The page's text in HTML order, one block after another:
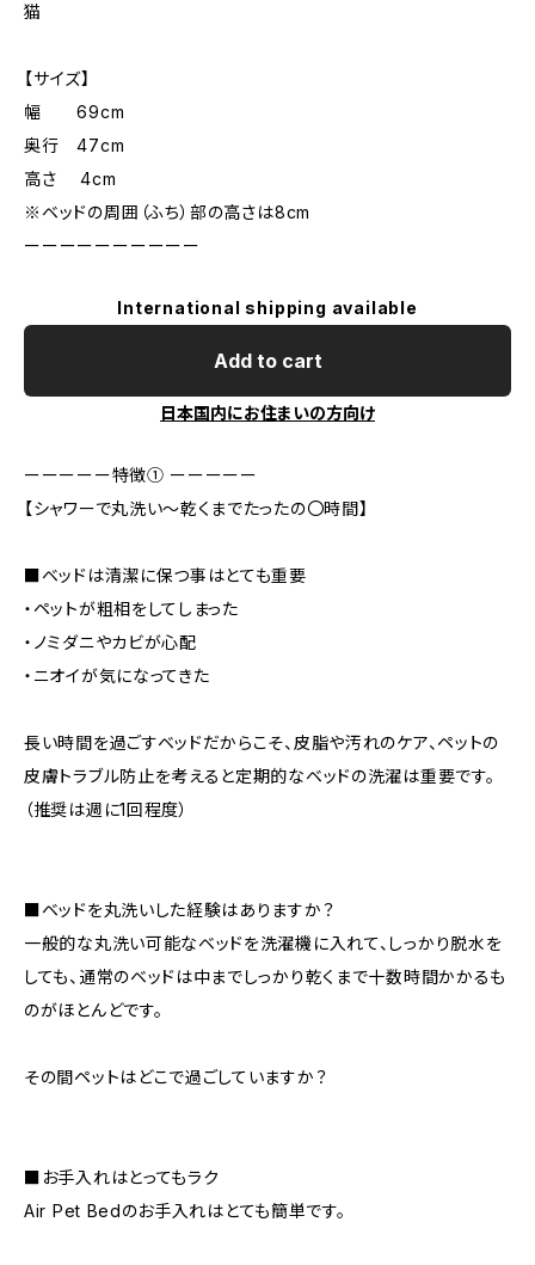
猫
【サイズ】
幅 69cm
奥行 47cm
高さ 4cm
※ベッドの周囲（ふち）部の高さは8cm
ーーーーーーーーーー
International shipping available
Add to cart
日本国内にお住まいの方向け
ーーーーー特徴① ーーーーー
【シャワーで丸洗い〜乾くまでたったの〇時間】
■ベッドは清潔に保つ事はとても重要
・ペットが粗相をしてしまった
・ノミダニやカビが心配
・ニオイが気になってきた
長い時間を過ごすベッドだからこそ、皮脂や汚れのケア、ペットの
皮膚トラブル防止を考えると定期的なベッドの洗濯は重要です。
（推奨は週に1回程度）
■ベッドを丸洗いした経験はありますか？
一般的な丸洗い可能なベッドを洗濯機に入れて、しっかり脱水を
しても、通常のベッドは中までしっかり乾くまで十数時間かかるも
のがほとんどです。
その間ペットはどこで過ごしていますか？
■お手入れはとってもラク
Air Pet Bedのお手入れはとても簡単です。